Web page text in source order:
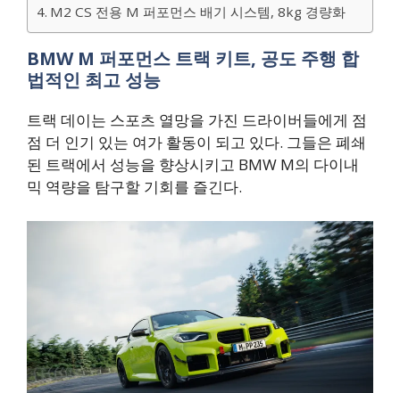
M2 CS 전용 M 퍼포먼스 배기 시스템, 8kg 경량화
BMW M 퍼포먼스 트랙 키트, 공도 주행 합
법적인 최고 성능
트랙 데이는 스포츠 열망을 가진 드라이버들에게 점
점 더 인기 있는 여가 활동이 되고 있다. 그들은 폐쇄
된 트랙에서 성능을 향상시키고 BMW M의 다이내
믹 역량을 탐구할 기회를 즐긴다.